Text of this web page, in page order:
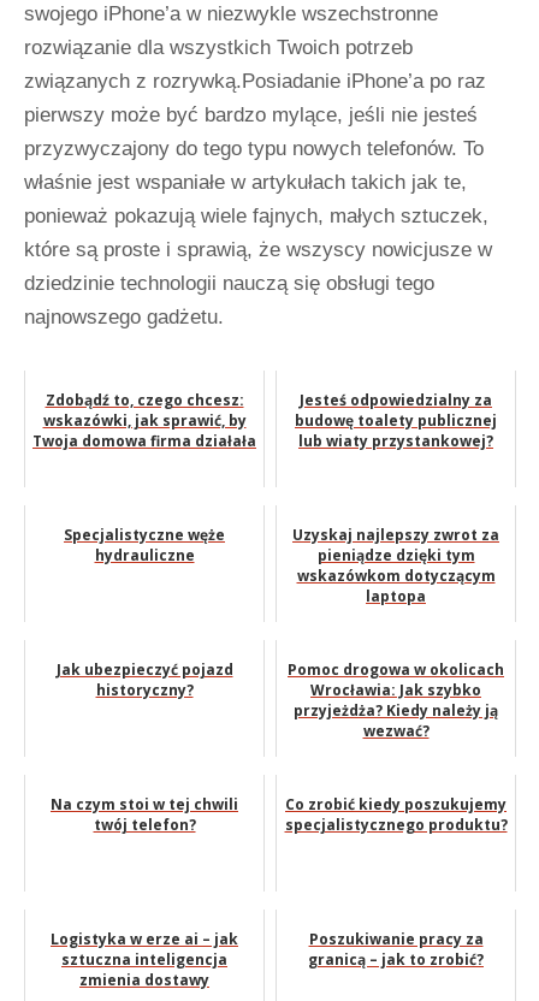
swojego iPhone’a w niezwykle wszechstronne
rozwiązanie dla wszystkich Twoich potrzeb
związanych z rozrywką.Posiadanie iPhone’a po raz
pierwszy może być bardzo mylące, jeśli nie jesteś
przyzwyczajony do tego typu nowych telefonów. To
właśnie jest wspaniałe w artykułach takich jak te,
ponieważ pokazują wiele fajnych, małych sztuczek,
które są proste i sprawią, że wszyscy nowicjusze w
dziedzinie technologii nauczą się obsługi tego
najnowszego gadżetu.
Zdobądź to, czego chcesz:
wskazówki, jak sprawić, by
Twoja domowa firma działała
Jesteś odpowiedzialny za
budowę toalety publicznej
lub wiaty przystankowej?
Specjalistyczne węże
hydrauliczne
Uzyskaj najlepszy zwrot za
pieniądze dzięki tym
wskazówkom dotyczącym
laptopa
Jak ubezpieczyć pojazd
historyczny?
Pomoc drogowa w okolicach
Wrocławia: Jak szybko
przyjeżdża? Kiedy należy ją
wezwać?
Na czym stoi w tej chwili
twój telefon?
Co zrobić kiedy poszukujemy
specjalistycznego produktu?
Logistyka w erze ai – jak
sztuczna inteligencja
zmienia dostawy
Poszukiwanie pracy za
granicą – jak to zrobić?